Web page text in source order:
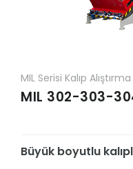
MIL Serisi Kalıp
MIL 302-303-
Büyük boyutlu